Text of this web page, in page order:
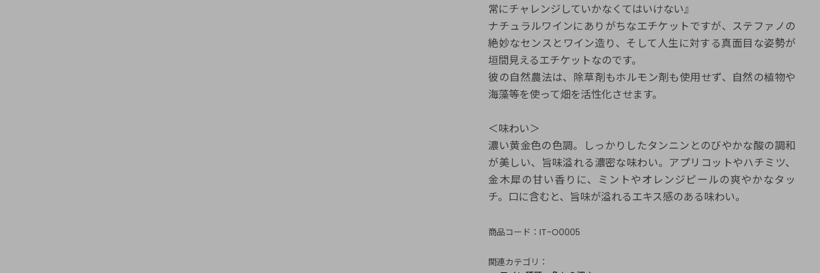
常にチャレンジしていかなくてはいけない』
ナチュラルワインにありがちなエチケットですが、ステファノの
絶妙なセンスとワイン造り、そして人生に対する真面目な姿勢が
垣間見えるエチケットなのです。
彼の自然農法は、除草剤もホルモン剤も使用せず、自然の植物や
海藻等を使って畑を活性化させます。
＜味わい＞
濃い黄金色の色調。しっかりしたタンニンとのびやかな酸の調和
が美しい、旨味溢れる濃密な味わい。アプリコットやハチミツ、
金木犀の甘い香りに、ミントやオレンジピールの爽やかなタッ
チ。口に含むと、旨味が溢れるエキス感のある味わい。
商品コード：IT-O0005
関連カテゴリ：